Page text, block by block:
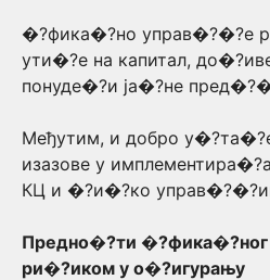
�?фика�?но управ�?�?е
ути�?е на капитал,
понуде�?и ја�?не
Међутим, и добро
изазове у
КЦ и �?и�?ко
Предно�?ти
ри�?иком у о�?игурању